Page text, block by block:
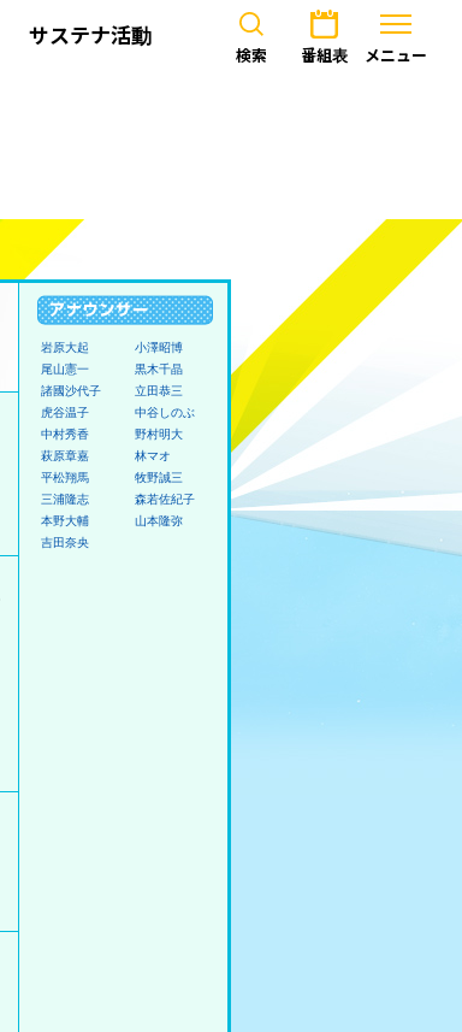
サステナ活動
検索 番組表 メニュー
岩原大起
小澤昭博
尾山憲一
黒木千晶
諸國沙代子
立田恭三
虎谷温子
中谷しのぶ
中村秀香
野村明大
萩原章嘉
林マオ
平松翔馬
牧野誠三
三浦隆志
森若佐紀子
本野大輔
山本隆弥
吉田奈央